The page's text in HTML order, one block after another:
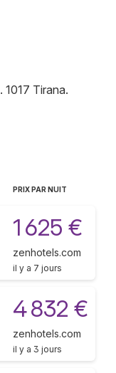
. 1017 Tirana.
PRIX PAR NUIT
1 625 €
zenhotels.com
il y a 7 jours
4 832 €
zenhotels.com
il y a 3 jours